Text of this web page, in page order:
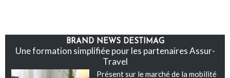
BRAND NEWS DESTIMAG
Une formation simplifiée pour les partenaires Assur-
Travel
Présent sur le marché de la mobilité